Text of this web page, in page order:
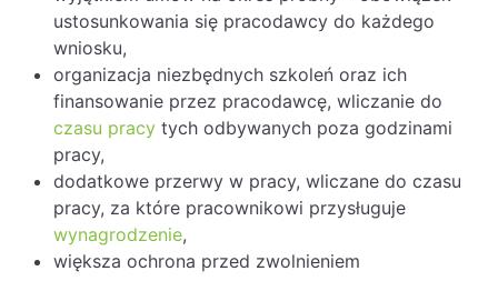
ustosunkowania się pracodawcy do każdego
wniosku,
organizacja niezbędnych szkoleń oraz ich
finansowanie przez pracodawcę, wliczanie do
czasu pracy tych odbywanych poza godzinami
pracy,
dodatkowe przerwy w pracy, wliczane do czasu
pracy, za które pracownikowi przysługuje
wynagrodzenie,
większa ochrona przed zwolnieniem